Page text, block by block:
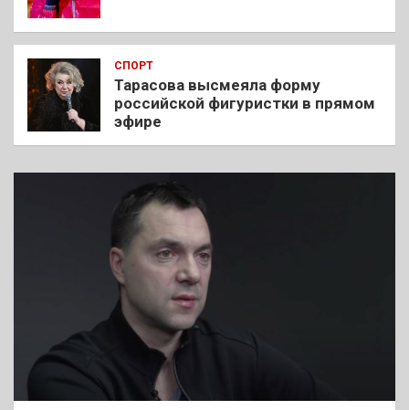
СПОРТ
Тарасова высмеяла форму
российской фигуристки в прямом
эфире